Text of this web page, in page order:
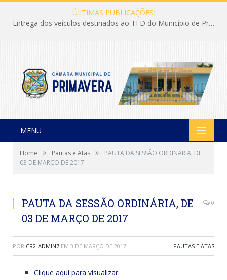
ÚLTIMAS PUBLICAÇÕES:
Entrega dos veículos destinados ao TFD do Município de Primavera
MENU
Home » Pautas e Atas »
PAUTA DA SESSÃO ORDINÁRIA, DE
03 DE MARÇO DE 2017
PAUTA DA SESSÃO ORDINÁRIA, DE
03 DE MARÇO DE 2017
0
POR CR2-ADMIN7 EM 3 DE MARÇO DE 2017 PAUTAS E ATAS
Clique aqui para visualizar